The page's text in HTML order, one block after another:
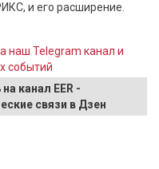
и его расширение.
наш Telegram канал и
событий
канал EER -
связи в Дзен